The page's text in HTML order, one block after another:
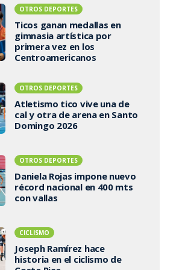
OTROS DEPORTES
Ticos ganan medallas en
gimnasia artística por
primera vez en los
Centroamericanos
OTROS DEPORTES
Atletismo tico vive una de
cal y otra de arena en Santo
Domingo 2026
OTROS DEPORTES
Daniela Rojas impone nuevo
récord nacional en 400 mts
con vallas
CICLISMO
Joseph Ramírez hace
historia en el ciclismo de